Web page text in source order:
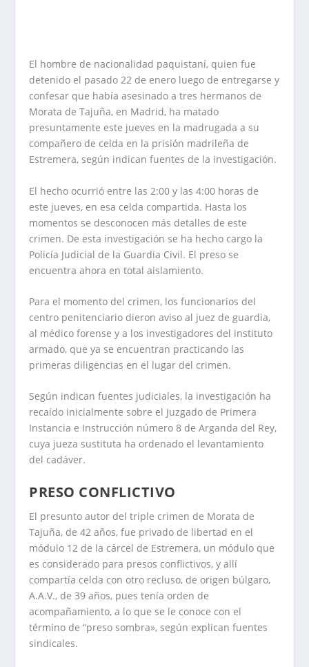
El hombre de nacionalidad paquistaní, quien fue
detenido el pasado 22 de enero luego de entregarse y
confesar que había asesinado a tres hermanos de
Morata de Tajuña, en Madrid, ha matado
presuntamente este jueves en la madrugada a su
compañero de celda en la prisión madrileña de
Estremera, según indican fuentes de la investigación.
El hecho ocurrió entre las 2:00 y las 4:00 horas de
este jueves, en esa celda compartida. Hasta los
momentos se desconocen más detalles de este
crimen. De esta investigación se ha hecho cargo la
Policía Judicial de la Guardia Civil. El preso se
encuentra ahora en total aislamiento.
Para el momento del crimen, los funcionarios del
centro penitenciario dieron aviso al juez de guardia,
al médico forense y a los investigadores del instituto
armado, que ya se encuentran practicando las
primeras diligencias en el lugar del crimen.
Según indican fuentes judiciales, la investigación ha
recaído inicialmente sobre el Juzgado de Primera
Instancia e Instrucción número 8 de Arganda del Rey,
cuya jueza sustituta ha ordenado el levantamiento
del cadáver.
PRESO CONFLICTIVO
El presunto autor del triple crimen de Morata de
Tajuña, de 42 años, fue privado de libertad en el
módulo 12 de la cárcel de Estremera, un módulo que
es considerado para presos conflictivos, y allí
compartía celda con otro recluso, de origen búlgaro,
A.A.V., de 39 años, pues tenía orden de
acompañamiento, a lo que se le conoce con el
término de “preso sombra», según explican fuentes
sindicales.